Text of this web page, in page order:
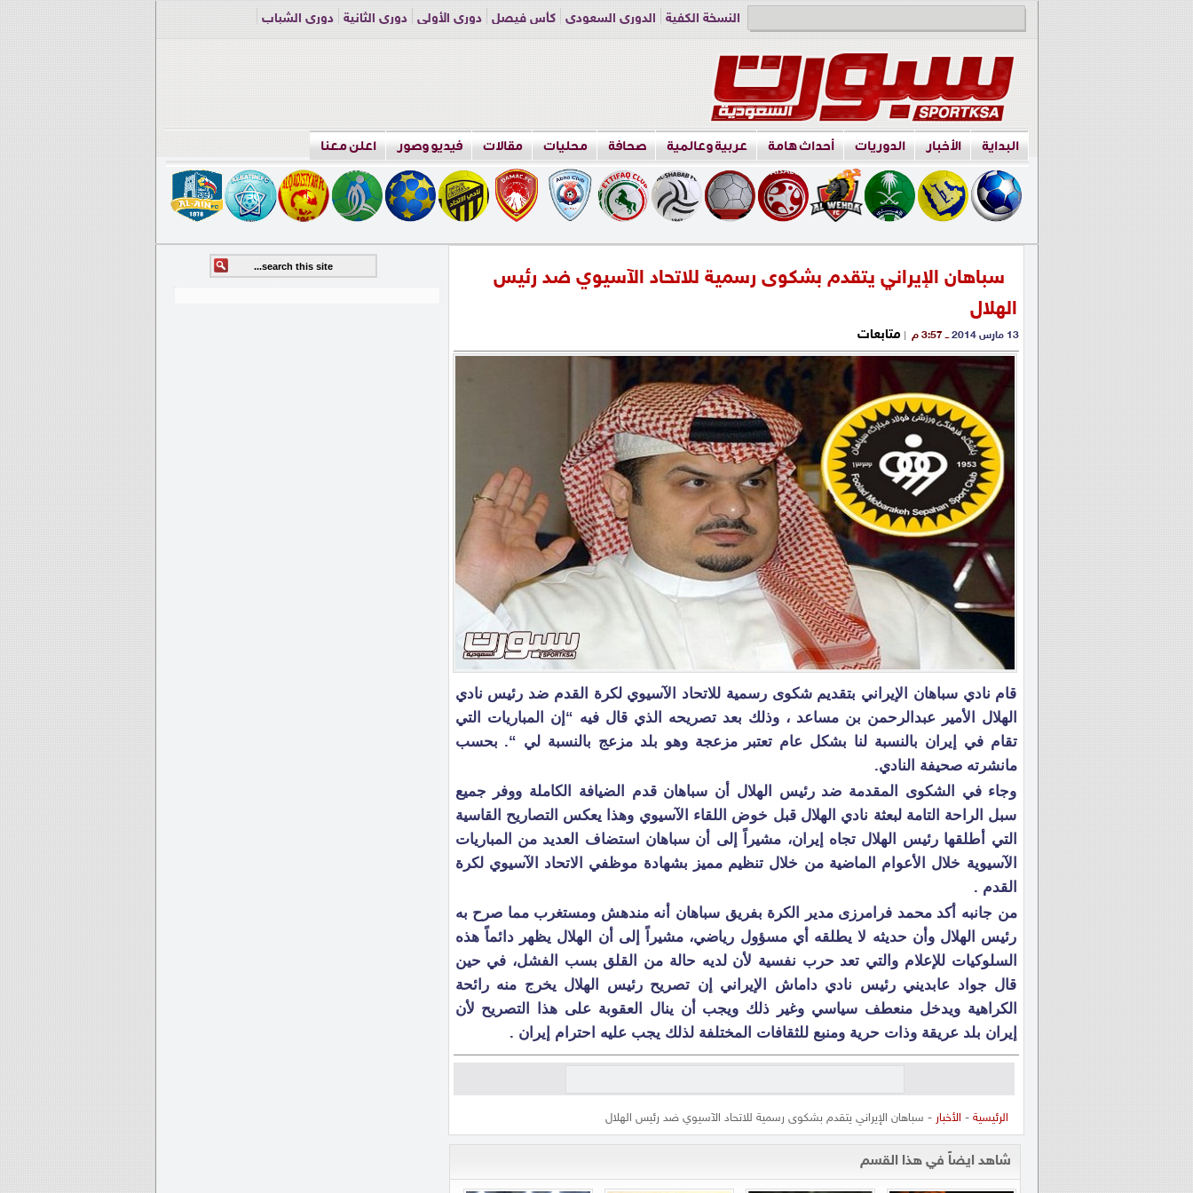
النسخة الكفية الدوري السعودي كأس فيصل دوري الأولى دوري الثانية
دوري الشباب
البداية الأخبار الدوريات أحداث هامة عربية وعالمية صحافة محليات مقالات فيديو وصور اعلن معنا
سباهان الإيراني يتقدم بشكوى رسمية للاتحاد الآسيوي ضد رئيس
الهلال
13 مارس 2014 ــ 3:57 م | متابعات
قام نادي سباهان الإيراني بتقديم شكوى رسمية للاتحاد الآسيوي لكرة القدم ضد رئيس نادي
الهلال الأمير عبدالرحمن بن مساعد ، وذلك بعد تصريحه الذي قال فيه “إن المباريات التي
تقام في إيران بالنسبة لنا بشكل عام تعتبر مزعجة وهو بلد مزعج بالنسبة لي “. بحسب
مانشرته صحيفة النادي.
وجاء في الشكوى المقدمة ضد رئيس الهلال أن سباهان قدم الضيافة الكاملة ووفر جميع
سبل الراحة التامة لبعثة نادي الهلال قبل خوض اللقاء الآسيوي وهذا يعكس التصاريح القاسية
التي أطلقها رئيس الهلال تجاه إيران، مشيراً إلى أن سباهان استضاف العديد من المباريات
الآسيوية خلال الأعوام الماضية من خلال تنظيم مميز بشهادة موظفي الاتحاد الآسيوي لكرة
القدم .
من جانبه أكد محمد فرامرزی مدير الكرة بفريق سباهان أنه مندهش ومستغرب مما صرح به
رئيس الهلال وأن حديثه لا يطلقه أي مسؤول رياضي، مشيراً إلى أن الهلال يظهر دائماً هذه
السلوكيات للإعلام والتي تعد حرب نفسية لأن لديه حالة من القلق بسب الفشل، في حين
قال جواد عابديني رئيس نادي داماش الإيراني إن تصريح رئيس الهلال يخرج منه رائحة
الكراهية ويدخل منعطف سياسي وغير ذلك ويجب أن ينال العقوبة على هذا التصريح لأن
إيران بلد عريقة وذات حرية ومنبع للثقافات المختلفة لذلك يجب عليه احترام إيران .
الرئيسية - الأخبار - سباهان الإيراني يتقدم بشكوى رسمية للاتحاد الآسيوي ضد رئيس الهلال
شاهد ايضاً في هذا القسم